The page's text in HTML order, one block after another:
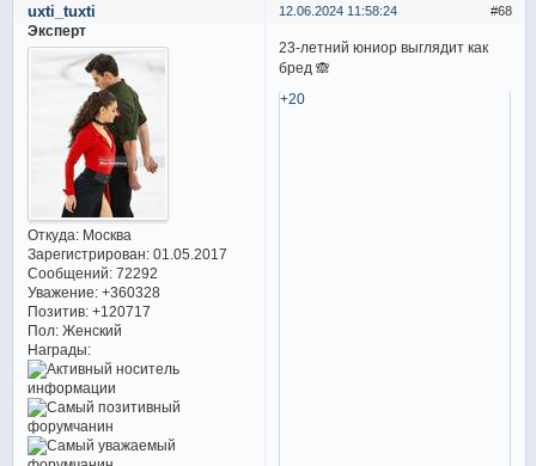
68
12.06.2024 11:58:24
uxti_tuxti
Эксперт
Откуда:Москва
Зарегистрирован: 01.05.2017
Сообщений:72292
Уважение: +360328
Позитив: +120717
Пол:Женский
Награды:
23-летний юниор выглядит как
бред 🙈
+20